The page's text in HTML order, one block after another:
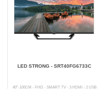
LED STRONG - SRT40FG6733C
40"-100CM - FHD - SMART TV - 3 HDMI - 2 USB